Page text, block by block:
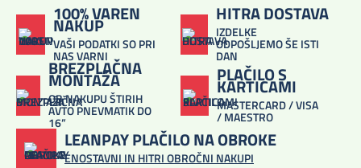
100% VAREN
NAKUP
VAŠI PODATKI SO PRI
NAS VARNI
HITRA DOSTAVA
IZDELKE
ODPOŠLJEMO ŠE ISTI
DAN
BREZPLAČNA
MONTAŽA
OB NAKUPU ŠTIRIH
AVTO PNEVMATIK DO
16”
PLAČILO S
KARTICAMI
MASTERCARD / VISA
/ MAESTRO
LEANPAY PLAČILO NA OBROKE
ENOSTAVNI IN HITRI OBROČNI NAKUPI